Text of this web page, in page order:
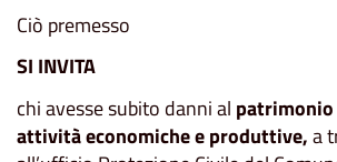
Ciò premesso
SI INVITA
chi avesse subito danni al
attività economiche e produttive,a